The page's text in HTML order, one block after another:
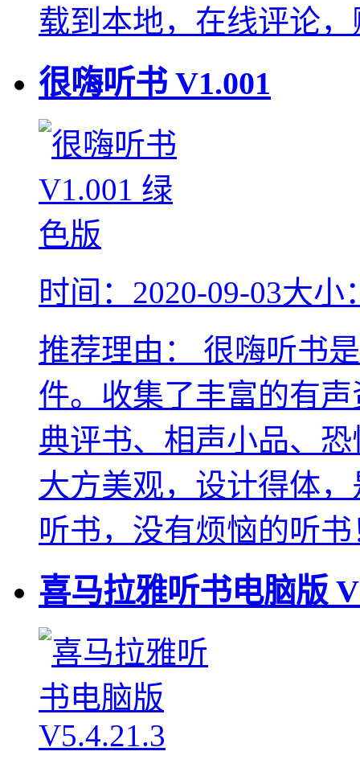
载到本地，在线评论
很嗨听书 V1.001
时间：2020-09-03大小
推荐理由：
很嗨听书
件。收集了丰富的有
典评书、相声小品、
大方美观，设计得体
听书，没有烦恼的听书
喜马拉雅听书电脑版